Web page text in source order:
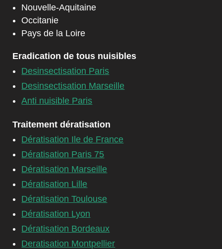
Nouvelle-Aquitaine
Occitanie
Pays de la Loire
Eradication de tous nuisibles
Desinsectisation Paris
Desinsectisation Marseille
Anti nuisible Paris
Traitement dératisation
Dératisation Ile de France
Dératisation Paris 75
Dératisation Marseille
Dératisation Lille
Dératisation Toulouse
Dératisation Lyon
Dératisation Bordeaux
Deratisation Montpellier